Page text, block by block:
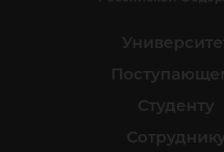
Студенту